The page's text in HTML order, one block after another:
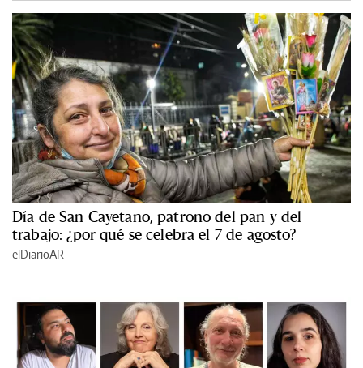
Día de San Cayetano, patrono del pan y del
trabajo: ¿por qué se celebra el 7 de agosto?
elDiarioAR